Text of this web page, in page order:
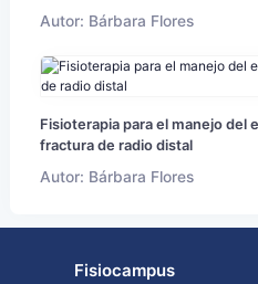
Autor: Bárbara Flores
Fisioterapia para el manejo del
fractura de radio distal
Autor: Bárbara Flores
Fisiocampus